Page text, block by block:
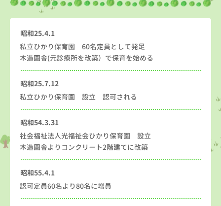
昭和25.4.1
私立ひかり保育園 60名定員として発足
木造園舎(元診療所を改築）で保育を始める
昭和25.7.12
私立ひかり保育園 設立 認可される
昭和54.3.31
社会福祉法人光福祉会ひかり保育園 設立
木造園舎よりコンクリート2階建てに改築
昭和55.4.1
認可定員60名より80名に増員